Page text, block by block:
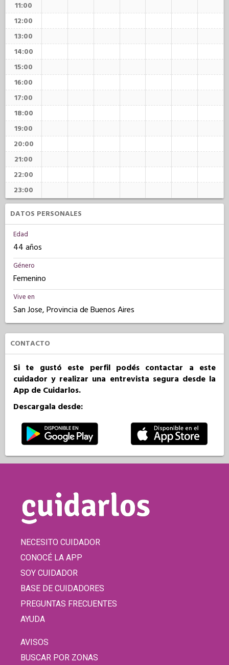
11:00
12:00
13:00
14:00
15:00
16:00
17:00
18:00
19:00
20:00
21:00
22:00
23:00
DATOS PERSONALES
Edad
44 años
Género
Femenino
Vive en
San Jose, Provincia de Buenos Aires
CONTACTO
Si te gustó este perfil podés contactar a este
cuidador y realizar una entrevista segura desde la
App de Cuidarlos.
Descargala desde:
NECESITO CUIDADOR
CONOCÉ LA APP
SOY CUIDADOR
BASE DE CUIDADORES
PREGUNTAS FRECUENTES
AYUDA
AVISOS
BUSCAR POR ZONAS